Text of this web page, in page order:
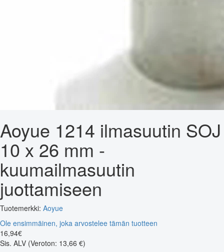
Aoyue 1214 ilmasuutin SOJ
10 x 26 mm -
kuumailmasuutin
juottamiseen
Tuotemerkki: Aoyue
Ole ensimmäinen, joka arvostelee tämän tuotteen
16,94€
Sis. ALV (Veroton: 13,66 €)